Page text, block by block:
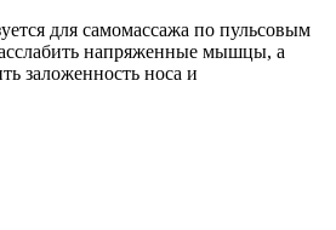
для самомассажа по пульсовым
напряженные мышцы, а
заложенность носа и